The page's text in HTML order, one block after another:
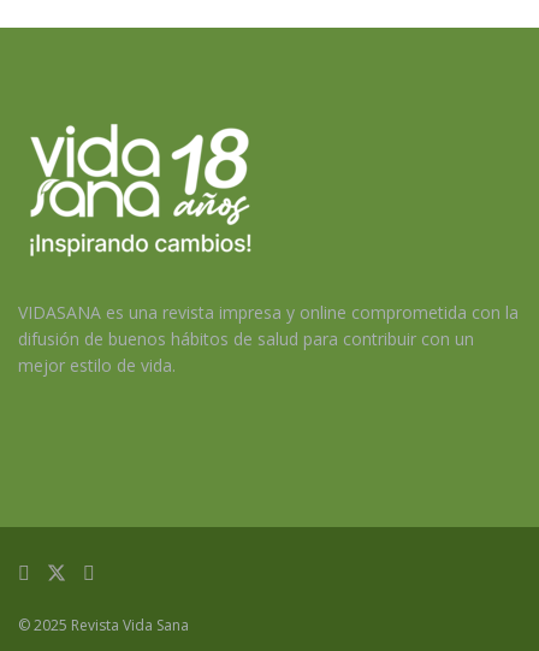
VIDASANA es una revista impresa y online comprometida con la
difusión de buenos hábitos de salud para contribuir con un
mejor estilo de vida.
© 2025 Revista Vida Sana